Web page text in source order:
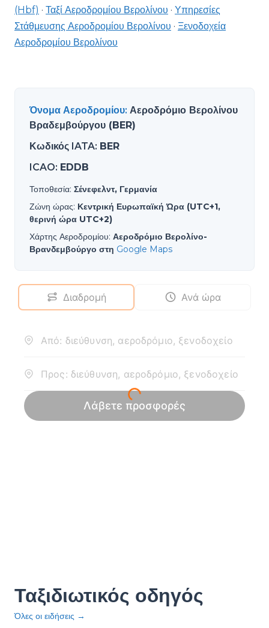
(Hbf) · Ταξί Αεροδρομίου Βερολίνου · Υπηρεσίες
Στάθμευσης Αεροδρομίου Βερολίνου · Ξενοδοχεία
Αεροδρομίου Βερολίνου
Όνομα Αεροδρομίου: Αεροδρόμιο Βερολίνου
Βραδεμβούργου (BER)
Κωδικός IATA: BER
ICAO: EDDB
Τοποθεσία: Σένεφελντ, Γερμανία
Ζώνη ώρας: Κεντρική Ευρωπαϊκή Ώρα (UTC+1,
θερινή ώρα UTC+2)
Χάρτης Αεροδρομίου: Αεροδρόμιο Βερολίνο-
Βρανδεμβούργο στη Google Maps
Ταξιδιωτικός οδηγός
Όλες οι ειδήσεις →